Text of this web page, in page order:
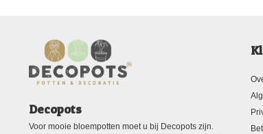
Decopots
Voor mooie bloempotten moet u bij Decopots zijn.